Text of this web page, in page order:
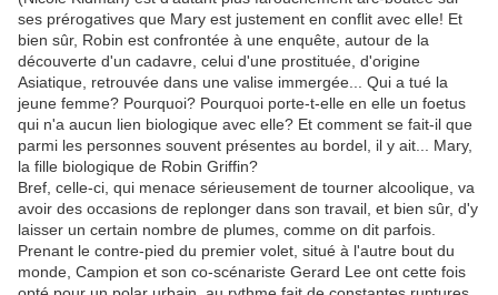
ses prérogatives que Mary est justement en conflit avec elle! Et
bien sûr, Robin est confrontée à une enquête, autour de la
découverte d'un cadavre, celui d'une prostituée, d'origine
Asiatique, retrouvée dans une valise immergée... Qui a tué la
jeune femme? Pourquoi? Pourquoi porte-t-elle en elle un foetus
qui n'a aucun lien biologique avec elle? Et comment se fait-il que
parmi les personnes souvent présentes au bordel, il y ait... Mary,
la fille biologique de Robin Griffin?
Bref, celle-ci, qui menace sérieusement de tourner alcoolique, va
avoir des occasions de replonger dans son travail, et bien sûr, d'y
laisser un certain nombre de plumes, comme on dit parfois.
Prenant le contre-pied du premier volet, situé à l'autre bout du
monde, Campion et son co-scénariste Gerard Lee ont cette fois